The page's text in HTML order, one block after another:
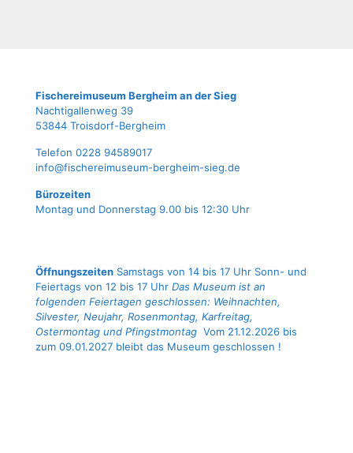
Fische­rei­mu­se­um Berg­heim an der Sieg
Nach­ti­gal­len­weg 39
53844 Troisdorf-Bergheim
Tele­fon 0228 94589017
info@fischereimuseum-bergheim-sieg.de
Büro­zei­ten
Mon­tag und Don­ners­tag 9.00 bis 12:30 Uhr
Öffnungszeiten Samstags von 14 bis 17 Uhr Sonn- und
Feiertags von 12 bis 17 Uhr Das Museum ist an
folgenden Feiertagen geschlossen: Weihnachten,
Silvester, Neujahr, Rosenmontag, Karfreitag,
Ostermontag und Pfingstmontag Vom 21.12.2026 bis
zum 09.01.2027 bleibt das Museum geschlossen !